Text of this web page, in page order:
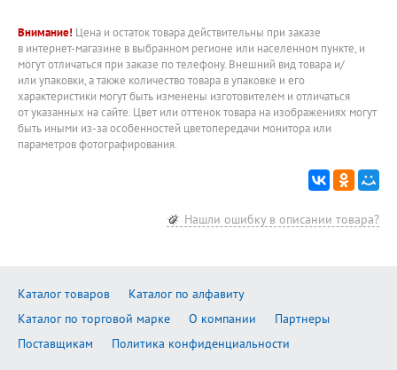
Внимание! Цена и остаток товара действительны при заказе
в интернет-магазине в выбранном регионе или населенном пункте, и
могут отличаться при заказе по телефону. Внешний вид товара и/
или упаковки, а также количество товара в упаковке и его
характеристики могут быть изменены изготовителем и отличаться
от указанных на сайте. Цвет или оттенок товара на изображениях могут
быть иными из-за особенностей цветопередачи монитора или
параметров фотографирования.
Нашли ошибку в описании товара?
Каталог товаров
Каталог по алфавиту
Каталог по торговой марке
О компании
Партнеры
Поставщикам
Политика конфиденциальности